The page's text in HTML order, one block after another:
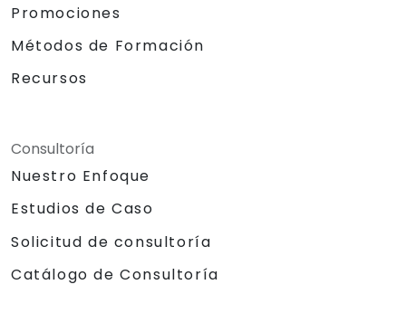
Promociones
Métodos de Formación
Recursos
Consultoría
Nuestro Enfoque
Estudios de Caso
Solicitud de consultoría
Catálogo de Consultoría